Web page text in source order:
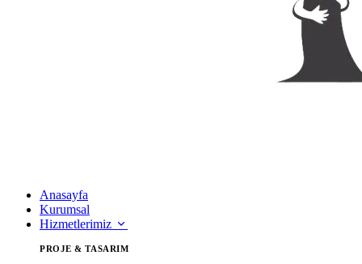
Anasayfa
Kurumsal
Hizmetlerimiz
PROJE & TASARIM